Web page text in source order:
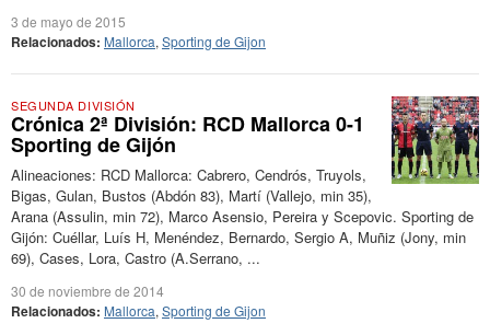
3 de mayo de 2015
Relacionados: Mallorca, Sporting de Gijon
SEGUNDA DIVISIÓN
Crónica 2ª División: RCD Mallorca 0-1
Sporting de Gijón
Alineaciones: RCD Mallorca: Cabrero, Cendrós, Truyols,
Bigas, Gulan, Bustos (Abdón 83), Martí (Vallejo, min 35),
Arana (Assulin, min 72), Marco Asensio, Pereira y Scepovic. Sporting de
Gijón: Cuéllar, Luís H, Menéndez, Bernardo, Sergio A, Muñiz (Jony, min
69), Cases, Lora, Castro (A.Serrano, ...
30 de noviembre de 2014
Relacionados: Mallorca, Sporting de Gijon